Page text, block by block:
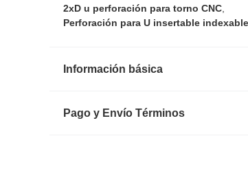
2xD u perforación para torno CNC
Perforación para U insertable
Información básica
Pago y Envío Términos